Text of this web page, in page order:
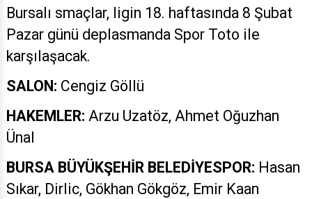
Bursalı smaçlar, ligin 18. haftasında 8 Şubat
Pazar günü deplasmanda Spor Toto ile
karşılaşacak.
SALON: Cengiz Göllü
HAKEMLER: Arzu Uzatöz, Ahmet Oğuzhan
Ünal
BURSA BÜYÜKŞEHİR BELEDİYESPOR: Hasan
Sıkar, Dirlic, Gökhan Gökgöz, Emir Kaan